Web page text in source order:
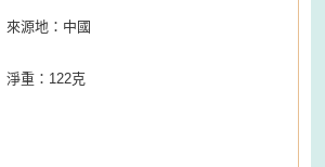
來源地：中國
淨重：122克